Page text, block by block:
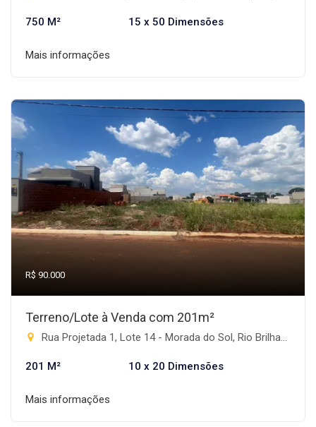
750 M² 15 x 50 Dimensões
Mais informações
R$ 90.000
Terreno/Lote à Venda com 201m²
Rua Projetada 1, Lote 14 - Morada do Sol, Rio Brilhante-MS
201 M² 10 x 20 Dimensões
Mais informações